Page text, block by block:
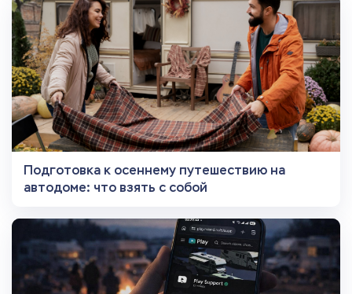
Подготовка к осеннему путешествию на
автодоме: что взять с собой